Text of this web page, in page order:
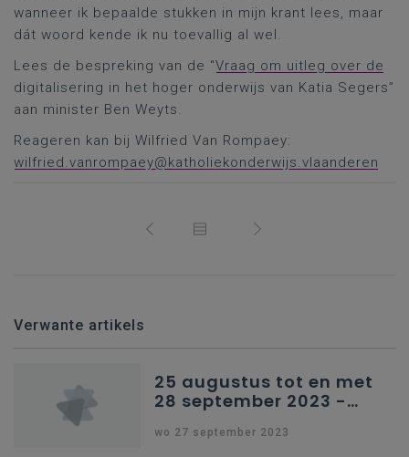
wanneer ik bepaalde stukken in mijn krant lees, maar
dát woord kende ik nu toevallig al wel.
Lees de bespreking van de “Vraag om uitleg over de
digitalisering in het hoger onderwijs van Katia Segers”
aan minister Ben Weyts.
Reageren kan bij Wilfried Van Rompaey:
wilfried.vanrompaey@katholiekonderwijs.vlaanderen
Verwante artikels
25 augustus tot en met
28 september 2023 -
wo 27 september 2023